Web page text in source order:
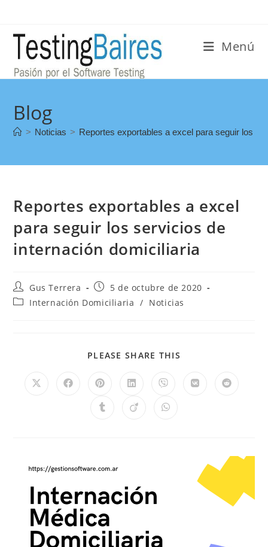
Menú
Blog
> Noticias > Reportes exportables a excel para seguir los
Reportes exportables a excel
para seguir los servicios de
internación domiciliaria
Gus Terrera
5 de octubre de 2020
Internación Domiciliaria / Noticias
PLEASE SHARE THIS